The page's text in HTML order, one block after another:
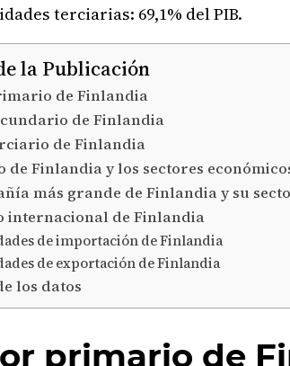
terciarias: 69,1% del PIB.
la Publicación
de Finlandia
de Finlandia
de Finlandia
de Finlandia y los sectores
más grande de Finlandia y su
internacional de Finlandia
de importación de Finlandia
de exportación de Finlandia
los datos
primario de